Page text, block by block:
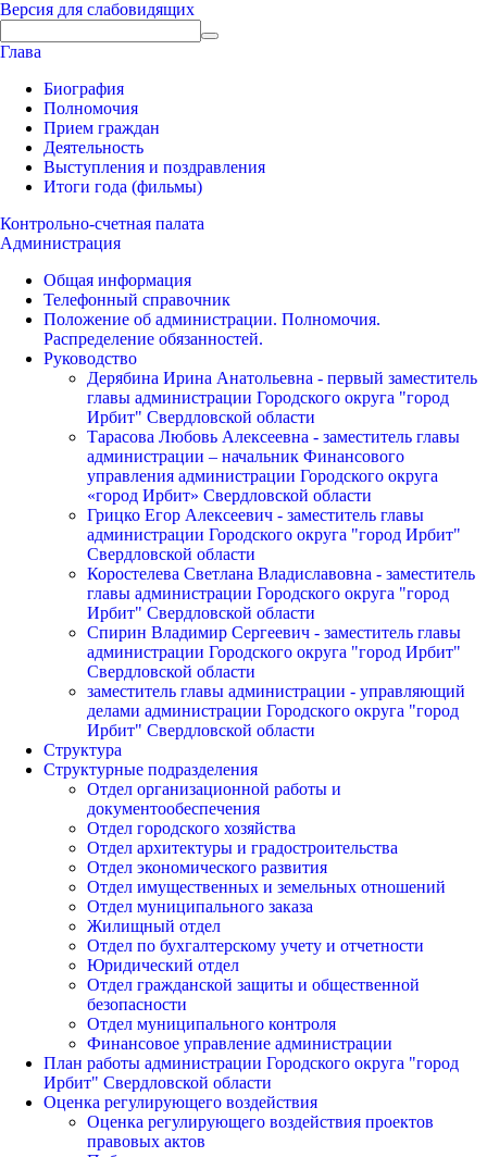
Версия для слабовидящих
Глава
Биография
Полномочия
Прием граждан
Деятельность
Выступления и поздравления
Итоги года (фильмы)
Контрольно-счетная палата
Администрация
Общая информация
Телефонный справочник
Положение об администрации. Полномочия.
Распределение обязанностей.
Руководство
Дерябина Ирина Анатольевна - первый заместитель
главы администрации Городского округа "город
Ирбит" Свердловской области
Тарасова Любовь Алексеевна - заместитель главы
администрации – начальник Финансового
управления администрации Городского округа
«город Ирбит» Свердловской области
Грицко Егор Алексеевич - заместитель главы
администрации Городского округа "город Ирбит"
Свердловской области
Коростелева Светлана Владиславовна - заместитель
главы администрации Городского округа "город
Ирбит" Свердловской области
Спирин Владимир Сергеевич - заместитель главы
администрации Городского округа "город Ирбит"
Свердловской области
заместитель главы администрации - управляющий
делами администрации Городского округа "город
Ирбит" Свердловской области
Структура
Структурные подразделения
Отдел организационной работы и
документообеспечения
Отдел городского хозяйства
Отдел архитектуры и градостроительства
Отдел экономического развития
Отдел имущественных и земельных отношений
Отдел муниципального заказа
Жилищный отдел
Отдел по бухгалтерскому учету и отчетности
Юридический отдел
Отдел гражданской защиты и общественной
безопасности
Отдел муниципального контроля
Финансовое управление администрации
План работы администрации Городского округа "город
Ирбит" Свердловской области
Оценка регулирующего воздействия
Оценка регулирующего воздействия проектов
правовых актов